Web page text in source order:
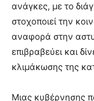
ανάγκες, με το
στοχοποιεί την
αναφορά στην
επιβραβεύει και
κλιμάκωσης της
Μιας κυβέρνησης